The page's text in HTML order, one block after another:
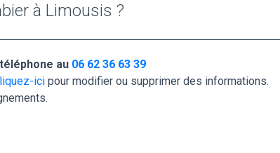
à Limousis ?
au 06 62 36 63 39
ici pour modifier ou supprimer des informations.